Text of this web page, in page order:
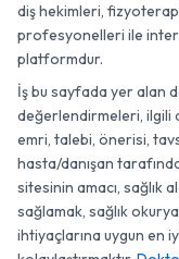
diş hekimleri,
profesyonelleri ile
platformdur.
İş bu sayfada yer alan
değerlendirmeleri, ilgili
emri, talebi, önerisi,
hasta/danışan
sitesinin amacı, sağlık
sağlamak, sağlık
ihtiyaçlarına uygun en